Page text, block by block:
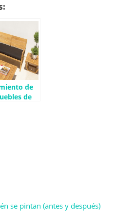
de
de
se pintan (antes y después)